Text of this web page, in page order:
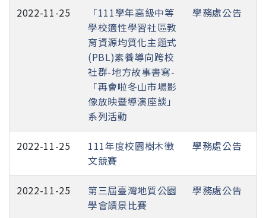
2022-11-25
「111學年高級中等
學校適性學習社區教
育資源均質化主題式
(PBL)素養導向跨校
社群-地方故事書寫-
「再會啦冬山市場影
像放映暨導演座談」
系列活動
學務處公告
2022-11-25
111年度校園樹木徵
文競賽
學務處公告
2022-11-25
第三屆臺灣地質公園
學會讀景比賽
學務處公告